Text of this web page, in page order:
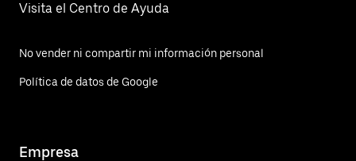
Visita el Centro de Ayuda
No vender ni compartir mi información personal
Política de datos de Google
Empresa